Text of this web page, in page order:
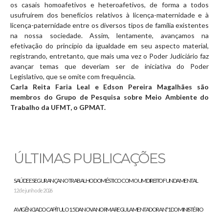
os casais homoafetivos e heteroafetivos, de forma a todos
usufruírem dos benefícios relativos à licença-maternidade e à
licença-paternidade entre os diversos tipos de família existentes
na nossa sociedade. Assim, lentamente, avançamos na
efetivação do princípio da igualdade em seu aspecto material,
registrando, entretanto, que mais uma vez o Poder Judiciário faz
avançar temas que deveriam ser de iniciativa do Poder
Legislativo, que se omite com frequência.
Carla Reita Faria Leal e Edson Pereira Magalhães são
membros do Grupo de Pesquisa sobre Meio Ambiente do
Trabalho da UFMT, o GPMAT.
ÚLTIMAS PUBLICAÇÕES
SAÚDE E SEGURANÇA NO TRABALHO DOMÉSTICO COMO UM DIREITO FUNDAMENTAL
12 de junho de 2026
A VIGÊNCIA DO CAPÍTULO 1.5 DA NOVA NORMA REGULAMENTADORA N.º 1 DO MINISTÉRIO